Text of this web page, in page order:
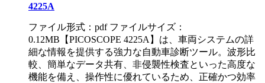
4225A
ファイル形式：pdf ファイルサイズ：
0.12MB 【PICOSCOPE 4225A】は、車両システムの詳
細な情報を提供する強力な自動車診断ツール。波形比
較、簡単なデータ共有、非侵襲性検査といった高度な
機能を備え、操作性に優れているため、正確かつ効率